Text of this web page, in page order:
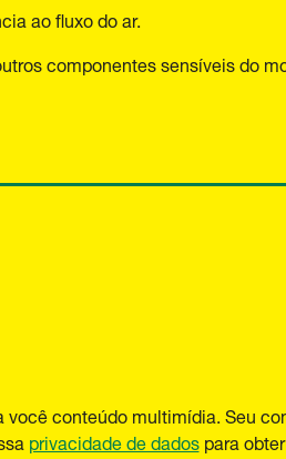
ao fluxo do ar.
componentes sensíveis do
conteúdo multimídia.Seu
privacidade de dadospara